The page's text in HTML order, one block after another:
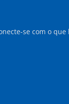
se com o